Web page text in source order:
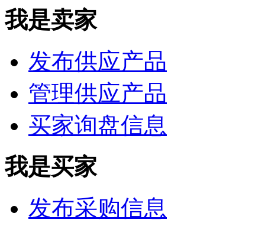
我是卖家
发布供应产品
管理供应产品
买家询盘信息
我是买家
发布采购信息